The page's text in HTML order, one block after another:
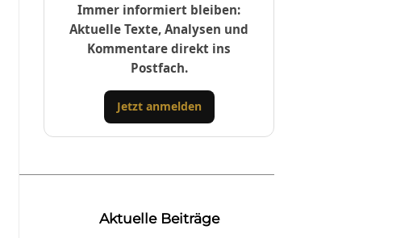
Immer informiert bleiben:
Aktuelle Texte, Analysen und
Kommentare direkt ins
Postfach.
Jetzt anmelden
Aktuelle Beiträge